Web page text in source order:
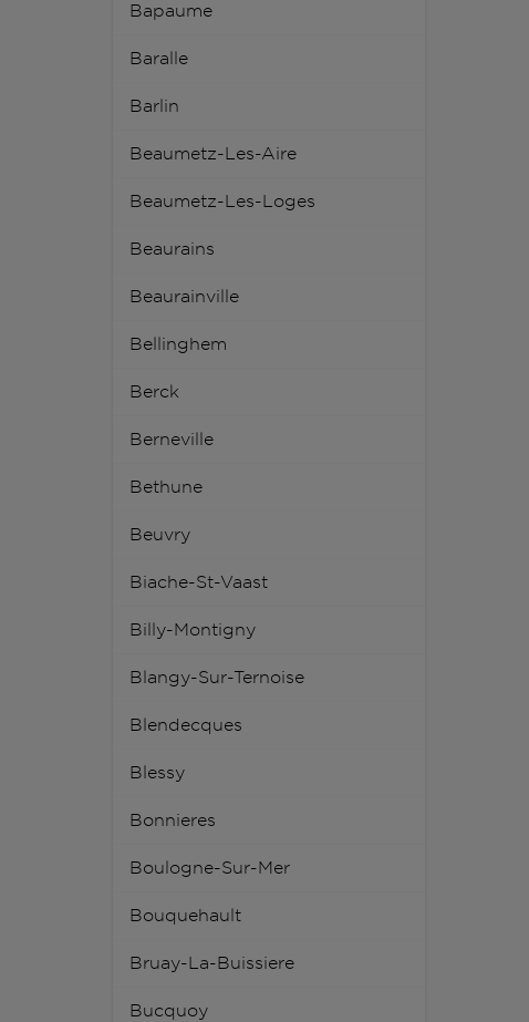
Bapaume
Baralle
Barlin
Beaumetz-Les-Aire
Beaumetz-Les-Loges
Beaurains
Beaurainville
Bellinghem
Berck
Berneville
Bethune
Beuvry
Biache-St-Vaast
Billy-Montigny
Blangy-Sur-Ternoise
Blendecques
Blessy
Bonnieres
Boulogne-Sur-Mer
Bouquehault
Bruay-La-Buissiere
Bucquoy